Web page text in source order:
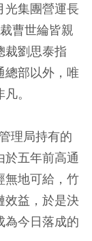
光集團營運長
曹世綸皆親
裁劉思泰指
總部以外，唯
。
理局持有的
於五年前高通
無地可給，竹
效益，於是決
為今日落成的